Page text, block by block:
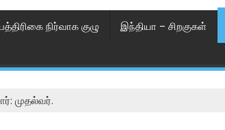
பத்திரிகை நிர்வாக குழு இந்தியா – சிறகுகள்
முதல்வர்.